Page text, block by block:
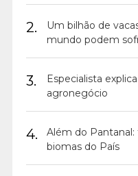
2.
Um bilhão de
mundo podem
3.
Especialista
agronegócio
4.
Além do
biomas do País